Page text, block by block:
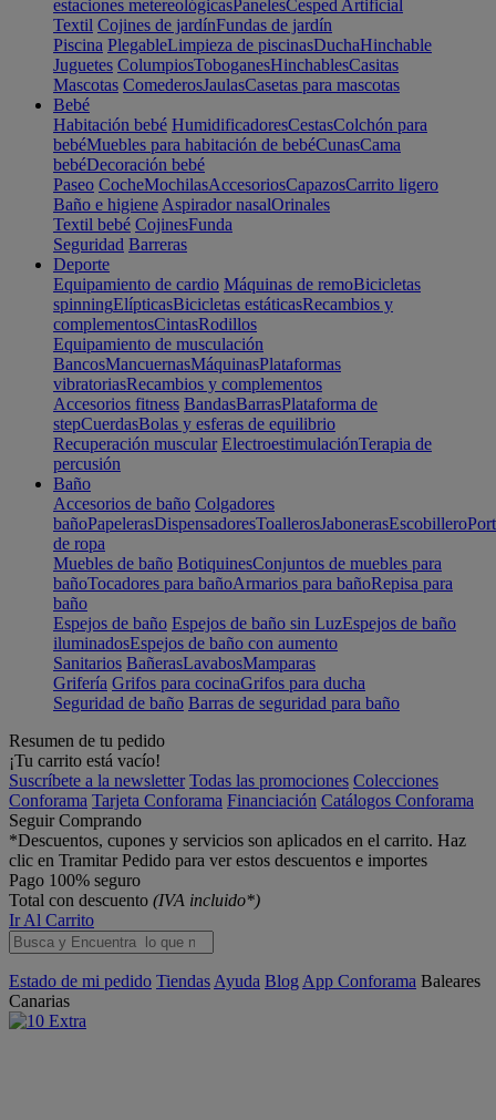
estaciones metereológicasPanelesCesped Artificial
Textil Cojines de jardínFundas de jardín
Piscina PlegableLimpieza de piscinasDuchaHinchable
Juguetes ColumpiosToboganesHinchablesCasitas
Mascotas ComederosJaulasCasetas para mascotas
Bebé
Habitación bebé HumidificadoresCestasColchón para
bebéMuebles para habitación de bebéCunasCama
bebéDecoración bebé
Paseo CocheMochilasAccesoriosCapazosCarrito ligero
Baño e higiene Aspirador nasalOrinales
Textil bebé CojinesFunda
Seguridad Barreras
Deporte
Equipamiento de cardio Máquinas de remoBicicletas
spinningElípticasBicicletas estáticasRecambios y
complementosCintasRodillos
Equipamiento de musculación
BancosMancuernasMáquinasPlataformas
vibratoriasRecambios y complementos
Accesorios fitness BandasBarrasPlataforma de
stepCuerdasBolas y esferas de equilibrio
Recuperación muscular ElectroestimulaciónTerapia de
percusión
Baño
Accesorios de baño Colgadores
bañoPapelerasDispensadoresToallerosJabonerasEscobillero
de ropa
Muebles de baño BotiquinesConjuntos de muebles para
bañoTocadores para bañoArmarios para bañoRepisa para
baño
Espejos de baño Espejos de baño sin LuzEspejos de baño
iluminadosEspejos de baño con aumento
Sanitarios BañerasLavabosMamparas
Grifería Grifos para cocinaGrifos para ducha
Seguridad de baño Barras de seguridad para baño
Resumen de tu pedido
¡Tu carrito está vacío!
Suscríbete a la newsletter Todas las promociones Colecciones
Conforama Tarjeta Conforama Financiación Catálogos Conforama
Seguir Comprando
*Descuentos, cupones y servicios son aplicados en el carrito. Haz
clic en Tramitar Pedido para ver estos descuentos e importes
Pago 100% seguro
Total con descuento (IVA incluido*)
Ir Al Carrito
Estado de mi pedido Tiendas Ayuda Blog App Conforama Baleares
Canarias